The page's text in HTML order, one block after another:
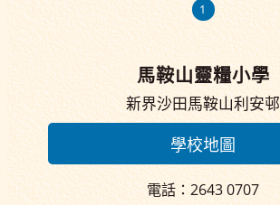
1
馬鞍山靈糧小學
新界沙田馬鞍山利安邨
學校地圖
電話：2643 0707